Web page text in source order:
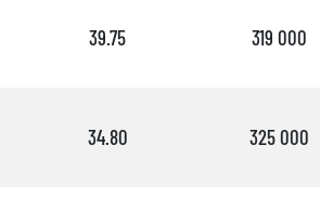
39.75 319 000
34.80 325 000